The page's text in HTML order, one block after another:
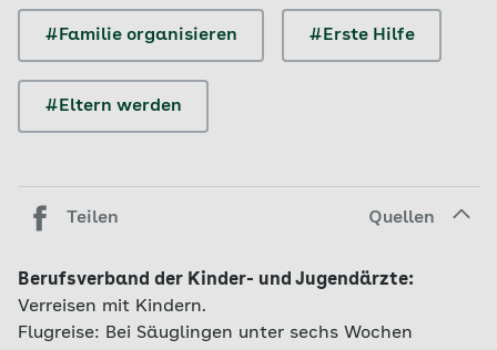
#Familie organisieren #Erste Hilfe
#Eltern werden
Teilen Quellen
Berufsverband der Kinder- und Jugendärzte:
Verreisen mit Kindern.
Flugreise: Bei Säuglingen unter sechs Wochen